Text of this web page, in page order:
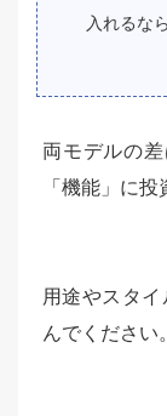
入れるな
両モデルの
「機能」に
用途やスタ
んでください。